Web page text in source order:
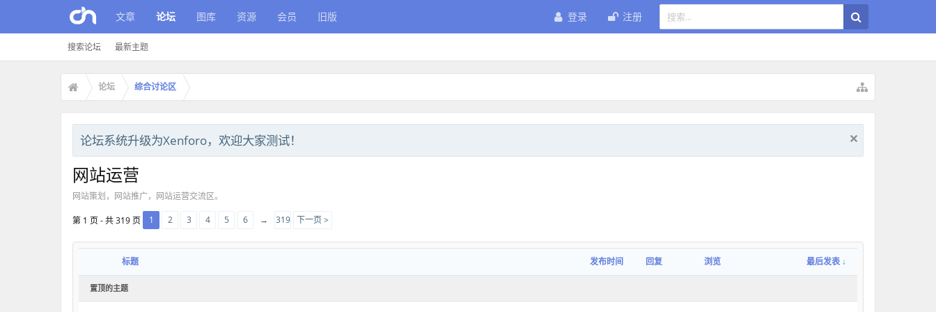
文章 论坛
搜索论坛 最新主题
图库 资源 会员 旧版 登录 注册
论坛 综合讨论区
论坛系统升级为Xenforo，欢迎大家测试！
网站运营
网站策划，网站推广，网站运营交流区。
第 1 页 - 共 319 页 1 2 3 4 5 6 → 319 下一页 >
标题 发布时间 回复 浏览 最后发表 ↓
置顶的主题